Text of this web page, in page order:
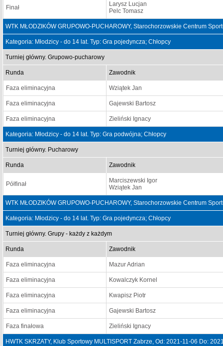
Finał
Larysz Lucjan
Pelc Tomasz
WTK MŁODZIKÓW GRUPOWO-PUCHAROWY, Starochorzowskie Centrum
Kategoria: Młodzicy - do 14 lat. Typ: Gra pojedyncza; Chłopcy
Turniej główny. Grupowo-pucharowy
Runda Zawodnik
Faza eliminacyjna Wziątek Jan
Faza eliminacyjna Gajewski Bartosz
Faza eliminacyjna Zieliński Ignacy
Kategoria: Młodzicy - do 14 lat. Typ: Gra podwójna; Chłopcy
Turniej główny. Pucharowy
Runda Zawodnik
Półfinał
Marciszewski Igor
Wziątek Jan
WTK MŁODZIKÓW GRUPOWO-PUCHAROWY, Starochorzowskie Centrum
Kategoria: Młodzicy - do 14 lat. Typ: Gra pojedyncza; Chłopcy
Turniej główny. Grupy - każdy z każdym
Runda Zawodnik
Faza eliminacyjna Mazur Adrian
Faza eliminacyjna Kowalczyk Kornel
Faza eliminacyjna Kwapisz Piotr
Faza eliminacyjna Gajewski Bartosz
Faza finałowa Zieliński Ignacy
HWTK SKRZATY, Klub Sportowy MULTISPORT Zabrze, Od: 2021-11-06 Do: